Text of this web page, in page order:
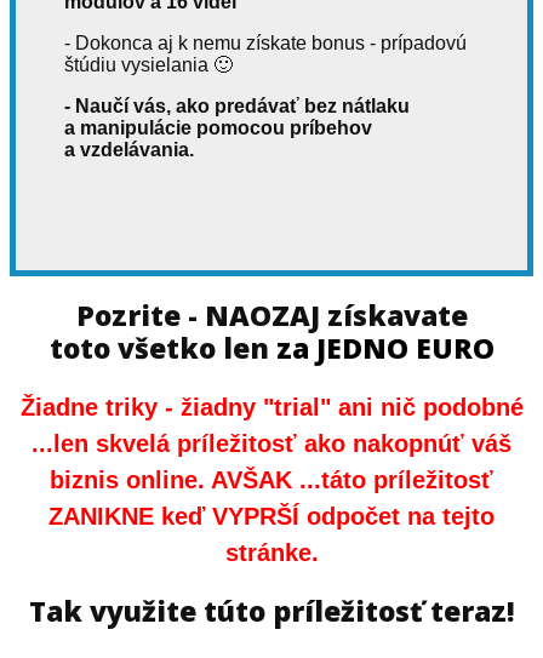
- Dokonca aj k nemu získate bonus - prípadovú
štúdiu vysielania 🙂
- Naučí vás, ako predávať bez nátlaku
a manipulácie pomocou príbehov
a vzdelávania.
Pozrite - NAOZAJ získavate
toto všetko len za JEDNO EURO
Žiadne triky - žiadny "trial" ani nič podobné
...len skvelá príležitosť ako nakopnúť váš
biznis online. AVŠAK ...táto príležitosť
ZANIKNE keď VYPRŠÍ odpočet na tejto
stránke.
Tak využite túto príležitosť teraz!